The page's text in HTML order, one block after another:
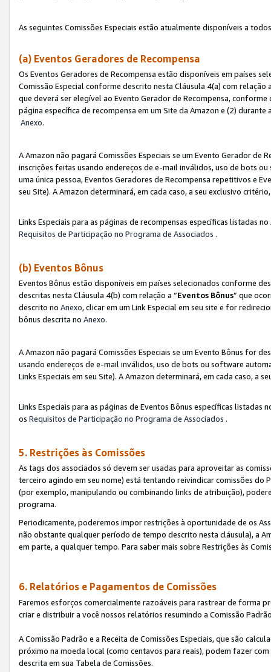
As seguintes Comissões Especiais estão atualmente disponíveis a
(a) Eventos Geradores de Recompensa
Os Eventos Geradores de Recompensa estão disponíveis em países
Comissão Especial conforme descrito nesta Cláusula 4(a) com relação
que deverá ser elegível ao Evento Gerador de Recompensa,
página específica de recompensa em um Site da Amazon e (2)
Anexo.
A Amazon não pagará Comissões Especiais se um Evento Gerador
inscrições feitas usando endereços de e-mail inválidos, uso de bots
uma única pessoa, Eventos Geradores de Recompensa repetitivos e
seu Site). A Amazon determinará, em cada caso, a seu exclusivo
Links Especiais para as páginas de recompensas específicas listadas no
Requisitos de Participação no Programa de Associados .
(b) Eventos Bônus
Eventos Bônus estão disponíveis em países selecionados conforme
descritas nesta Cláusula 4(b) com relação a “Eventos Bônus” que
descrito no Anexo, clicar em um Link Especial em seu site e for
bônus descrita no Anexo.
A Amazon não pagará Comissões Especiais se um Evento Bônus for
usando endereços de e-mail inválidos, uso de bots ou software
Links Especiais em seu Site). A Amazon determinará, em cada caso, a
Links Especiais para as páginas de Eventos Bônus específicas listadas
os Requisitos de Participação no Programa de Associados .
5. Restrições às Comissões
As tags dos associados só devem ser usadas para aproveitar as
terceiro agindo em seu nome) está tentando reivindicar comissões
(por exemplo, manipulando ou combinando links de atribuição),
programa.
Periodicamente, poderemos impor restrições à oportunidade de os
não obstante qualquer período de tempo descrito nesta cláusula), a
em parte, a qualquer tempo. Para saber mais sobre Restrições às
6. Relatórios e Pagamentos de Comissões
Faremos esforços comercialmente razoáveis para rastrear de forma
criar e distribuir a você nossos relatórios resumindo a Comissão
A Comissão Padrão e a Receita de Comissões Especiais, que são
próximo na moeda local (como centavos para reais), podem fazer
descrita em sua Tabela de Comissões.